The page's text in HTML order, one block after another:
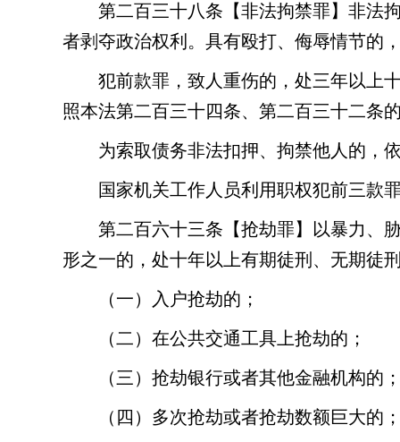
第二百三十八条 【非法拘禁罪】非法
者剥夺政治权利。具有殴打、侮辱情节的
犯前款罪，致人重伤的，处三年以上
照本法第二百三十四条、第二百三十二条
为索取债务非法扣押、拘禁他人的，
国家机关工作人员利用职权犯前三款
第二百六十三条 【抢劫罪】以暴力、
形之一的，处十年以上有期徒刑、无期徒
（一）入户抢劫的；
（二）在公共交通工具上抢劫的；
（三）抢劫银行或者其他金融机构的
（四）多次抢劫或者抢劫数额巨大的